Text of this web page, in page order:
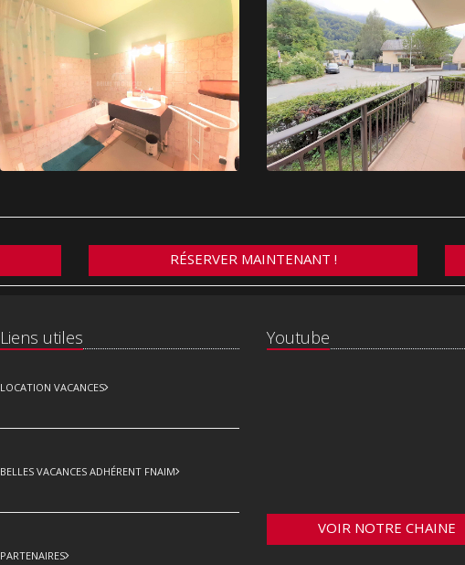
RÉSERVER MAINTENANT !
Liens utiles
LOCATION VACANCES
BELLES VACANCES ADHÉRENT FNAIM
PARTENAIRES
Youtube
VOIR NOTRE CHAINE